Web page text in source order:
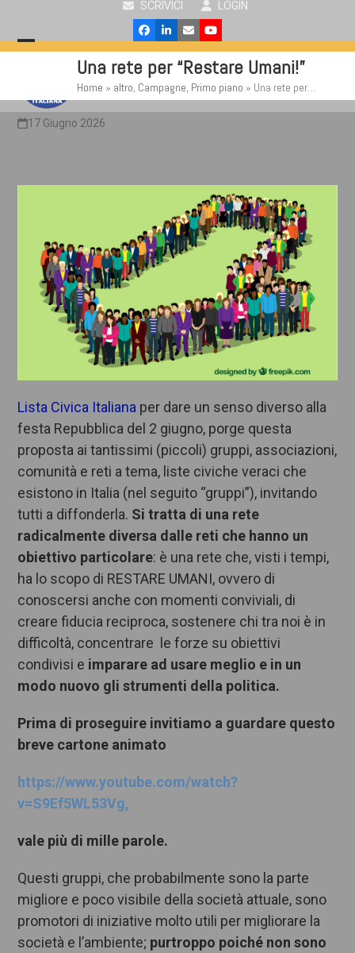
content
SCRIVICI LOGIN
Facebook
LinkedIn
EmailYouTube
menu
menu
Una rete per “Restare Umani!”
Home » altro, Campagne, Primo piano » Una rete per…
17 Giugno 2026
Lista Civica Italiana per dare un senso diverso alla
festa Repubblica del 2 giugno, porge questa
proposta ai tantissimi (piccoli) gruppi, associazioni,
comunità e reti a tema, liste civiche veraci che
esistono in Italia (nel seguito “gruppi”), invitando
tutti a diffonderla. Si tratta di una rete
radicalmente diversa dalle reti che hanno un
obiettivo particolare: è una rete che, visti i tempi,
ha lo scopo di RESTARE UMANI, ovvero di
conoscersi anche con momenti conviviali, di
creare fiducia reciproca, sostenere chi tra noi è in
difficoltà, concentrare le forze su obiettivi
condivisi e imparare ad usare meglio e in un
modo nuovo gli strumenti della politica.
Prima di proseguire invitiamo a guardare questo
breve cartone animato
https://www.youtube.com/watch?
v=S9Ef5WL53Vg,
vale più di mille parole.
Questi gruppi, che probabilmente sono la parte
migliore e poco visibile della società attuale, sono
promotori di iniziative molto utili per migliorare la
società e l’ambiente; purtroppo poiché nonsono